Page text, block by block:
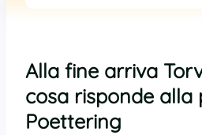
Alla fine arriva
cosa risponde alla
Poettering